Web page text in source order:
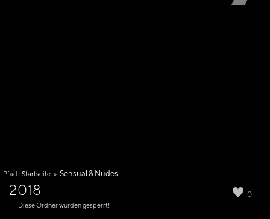
0
Pfad: Startseite » Sensual & Nudes
2018
Diese Ordner wurden gesperrt!